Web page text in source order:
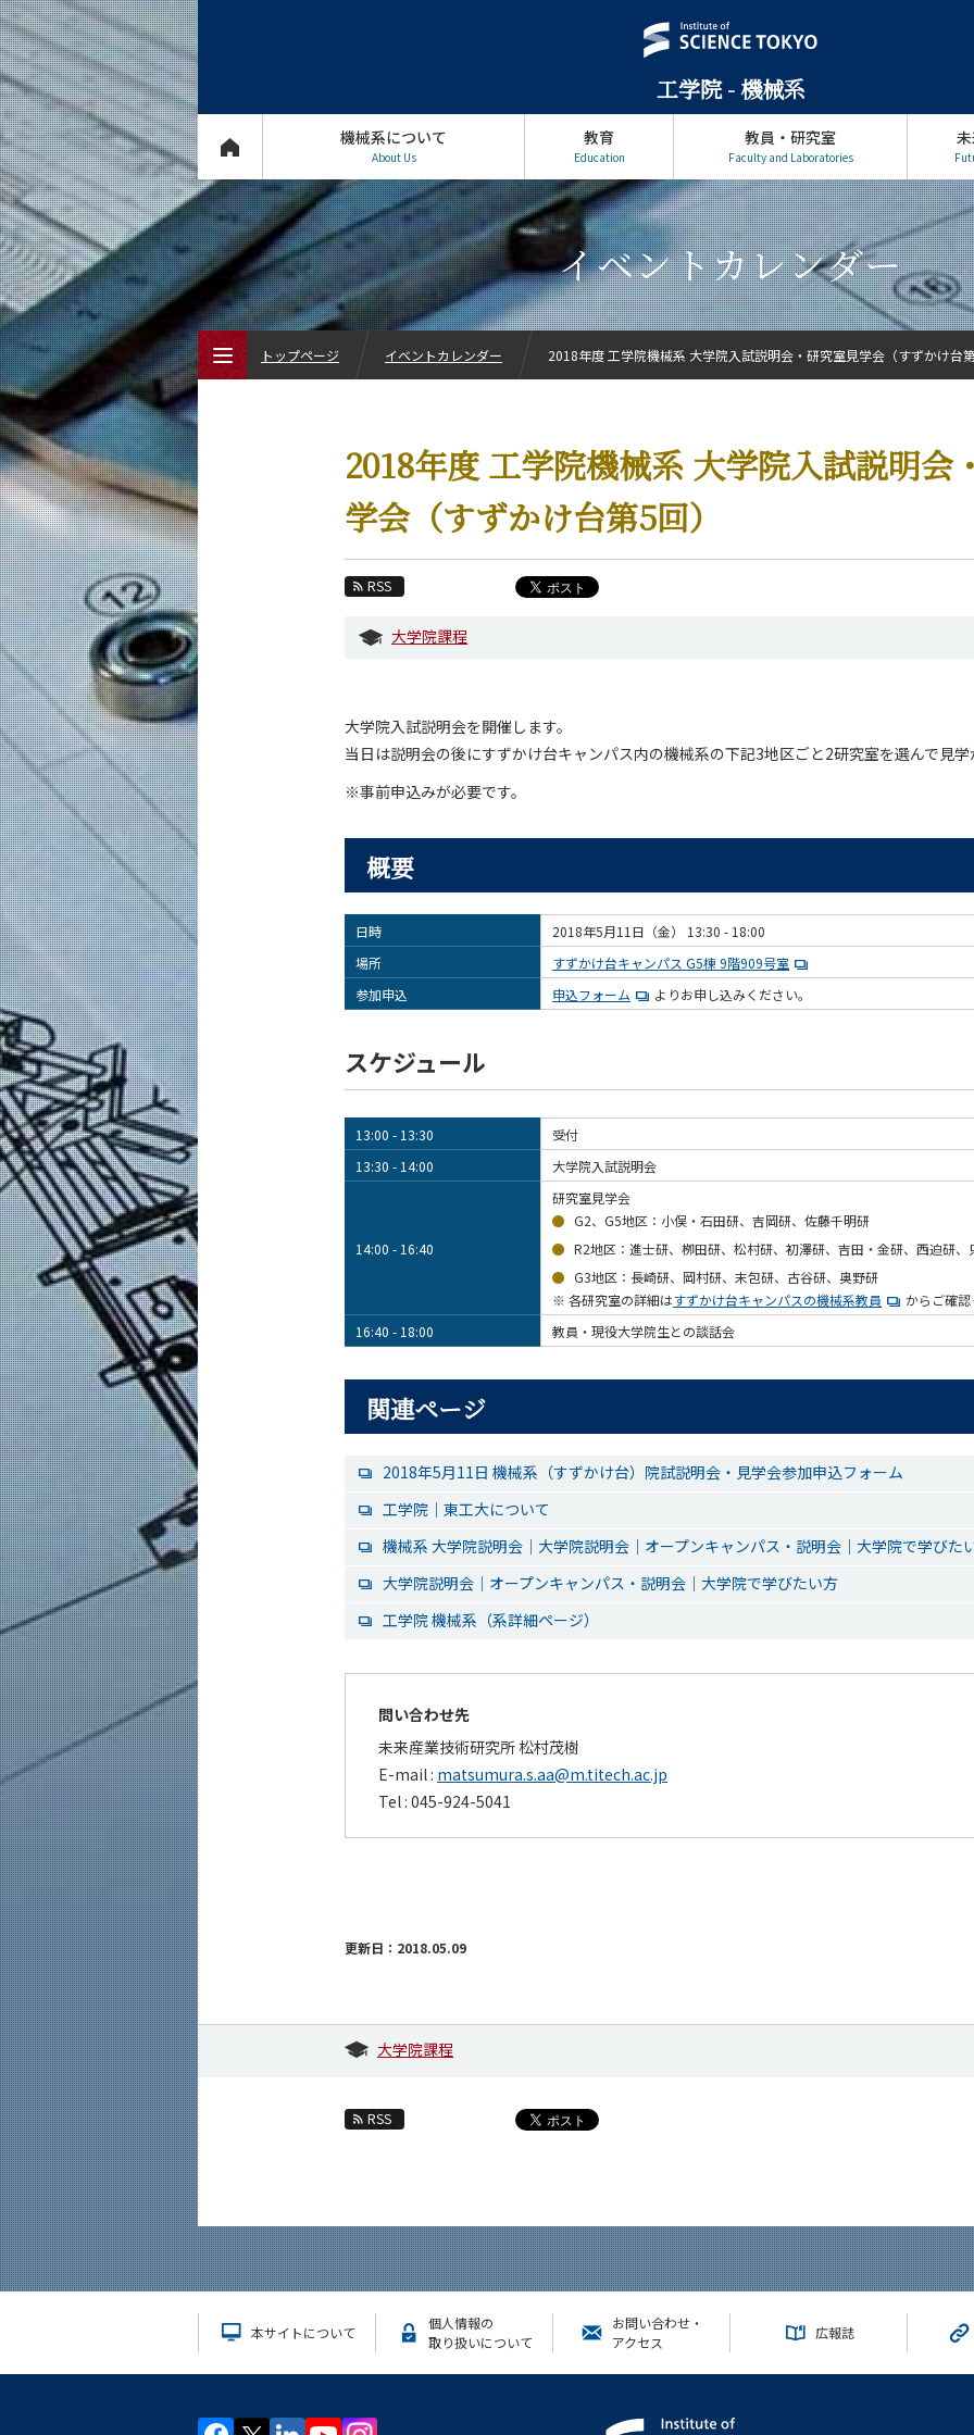
工学院 - 機械系
機械系について
About Us
教育
Education
教員・研究室
Faculty and Laboratories
イベントカレンダー
2018年度 工学院機械系 大学院入試説明会
学会（すずかけ台第5回）
RSS
大学院課程
大学院入試説明会を開催します。
当日は説明会の後にすずかけ台キャンパス内の機械系の下記3地区ごと2研究室を選んで見
※事前申込みが必要です。
概要
日時
2018年5月11日（金） 13:30 - 18:00
場所
すずかけ台キャンパス G5棟 9階909号室
参加申込
申込フォーム よりお申し込みください。
スケジュール
13:00 - 13:30
受付
13:30 - 14:00
大学院入試説明会
14:00 - 16:40
研究室見学会
G2、G5地区：小俣・石田研、吉岡研、佐藤千明研
R2地区：進士研、栁田研、松村研、初澤研、吉田・金研、西迫研、
G3地区：長崎研、岡村研、末包研、古谷研、奥野研
※ 各研究室の詳細はすずかけ台キャンパスの機械系教員
からご確
16:40 - 18:00
教員・現役大学院生との談話会
関連ページ
2018年5月11日 機械系（すずかけ台）院試説明会・見学会参加申込フォーム
工学院｜東工大について
機械系 大学院説明会｜大学院説明会｜オープンキャンパス・説明会｜大学院で学びた
大学院説明会｜オープンキャンパス・説明会｜大学院で学びたい方
工学院 機械系（系詳細ページ）
問い合わせ先
未来産業技術研究所 松村茂樹
E-mail : matsumura.s.aa@m.titech.ac.jp
Tel : 045-924-5041
更新日：2018.05.09
大学院課程
RSS
本サイトについて
個人情報の
取り扱いについて
お問い合わせ・
アクセス
広報誌
トップページ イベントカレンダー 2018年度 工学院機械系 大学院入試説明会・研究室見学会（すずかけ台
イベントカレンダー
今後のイベント
今後の課程別イベント